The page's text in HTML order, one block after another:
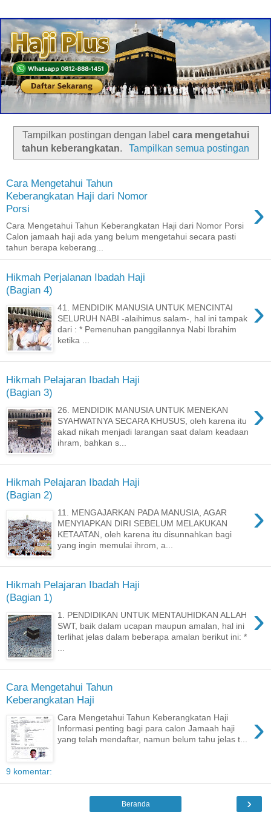
Tampilkan postingan dengan label cara mengetahui
tahun keberangkatan. Tampilkan semua postingan
Cara Mengetahui Tahun
Keberangkatan Haji dari Nomor
Porsi
›
Cara Mengetahui Tahun Keberangkatan Haji dari Nomor Porsi
Calon jamaah haji ada yang belum mengetahui secara pasti
tahun berapa keberang...
Hikmah Perjalanan Ibadah Haji
(Bagian 4)
›
41. MENDIDIK MANUSIA UNTUK MENCINTAI
SELURUH NABI -alaihimus salam-, hal ini tampak
dari : * Pemenuhan panggilannya Nabi Ibrahim
ketika ...
Hikmah Pelajaran Ibadah Haji
(Bagian 3)
›
26. MENDIDIK MANUSIA UNTUK MENEKAN
SYAHWATNYA SECARA KHUSUS, oleh karena itu
akad nikah menjadi larangan saat dalam keadaan
ihram, bahkan s...
Hikmah Pelajaran Ibadah Haji
(Bagian 2)
›
11. MENGAJARKAN PADA MANUSIA, AGAR
MENYIAPKAN DIRI SEBELUM MELAKUKAN
KETAATAN, oleh karena itu disunnahkan bagi
yang ingin memulai ihrom, a...
Hikmah Pelajaran Ibadah Haji
(Bagian 1)
›
1. PENDIDIKAN UNTUK MENTAUHIDKAN ALLAH
SWT, baik dalam ucapan maupun amalan, hal ini
terlihat jelas dalam beberapa amalan berikut ini: *
Cara Mengetahui Tahun
Keberangkatan Haji
›
Cara Mengetahui Tahun Keberangkatan Haji
Informasi penting bagi para calon Jamaah haji
yang telah mendaftar, namun belum tahu jelas t...
9 komentar:
›
Beranda